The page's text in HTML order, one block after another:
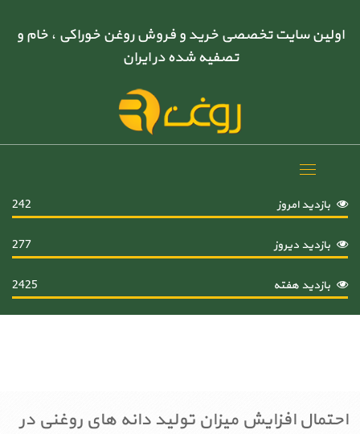
اولین سایت تخصصی خرید و فروش روغن خوراکی ، خام و
تصفیه شده در ایران
Toggle
بازدید امروز
242
بازدید دیروز 277
بازدید هفته 2425
احتمال افزایش میزان تولید دانه های روغنی در